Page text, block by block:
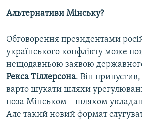
Альтернативи Мінську?
Обговорення президентами
українського конфлікту може
нещодавньою заявою
Рекса Тіллерсона. Він припустив,
варто шукати шляхи
поза Мінськом – шляхом
Але такий новий формат